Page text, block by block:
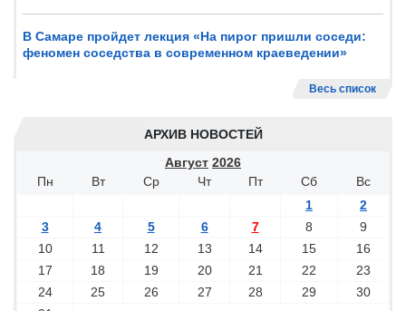
В Самаре пройдет лекция «На пирог пришли соседи:
феномен соседства в современном краеведении»
Весь список
АРХИВ НОВОСТЕЙ
Август 2026
Пн
Вт Ср Чт Пт Сб
Вс
1
2
3
4 5 6 7 8
9
10
11 12 13 14 15
16
17
18 19 20 21 22
23
24
25 26 27 28 29
30